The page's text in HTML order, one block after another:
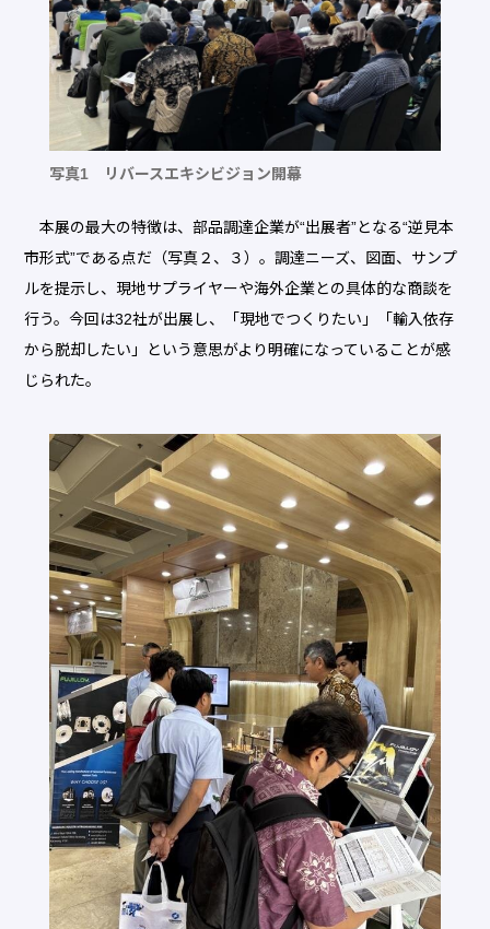
写真1 リバースエキシビジョン開幕
本展の最大の特徴は、部品調達企業が“出展者”となる“逆見本
市形式”である点だ（写真２、３）。調達ニーズ、図面、サンプ
ルを提示し、現地サプライヤーや海外企業との具体的な商談を
行う。今回は32社が出展し、「現地でつくりたい」「輸入依存
から脱却したい」という意思がより明確になっていることが感
じられた。